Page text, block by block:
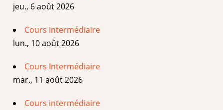
jeu., 6 août 2026
Cours intermédiaire
lun., 10 août 2026
Cours Intermédiaire
mar., 11 août 2026
Cours intermédiaire